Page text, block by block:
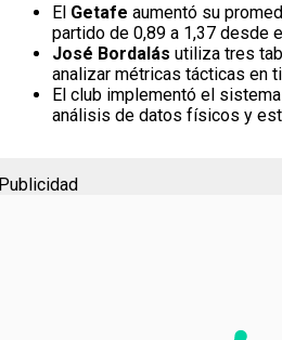
El Getafe aumentó su
partido de 0,89 a 1,37 desde
José Bordalás utiliza tres
analizar métricas tácticas en
El club implementó el sistema
análisis de datos físicos y